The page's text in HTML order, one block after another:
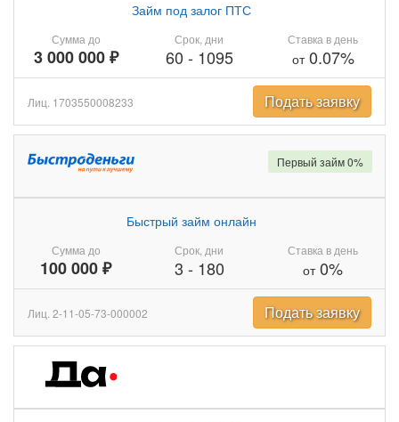
Сумма до
3 000 000 ₽
Займ под залог ПТС
Срок, дни
60 - 1095
Ставка в день
от0.07%
Лиц. 1703550008233 Подать заявку
Сумма до
100 000 ₽
Быстрый займ онлайн
Срок, дни
3 - 180
Ставка в день
от0%
Первый займ 0%
Лиц. 2-11-05-73-000002 Подать заявку